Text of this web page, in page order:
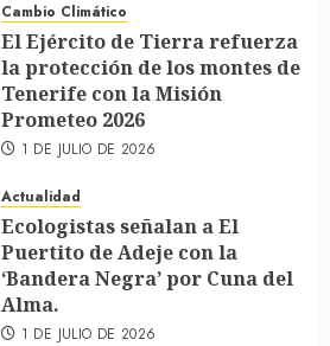
Cambio Climático
El Ejército de Tierra refuerza
la protección de los montes de
Tenerife con la Misión
Prometeo 2026
1 DE JULIO DE 2026
Actualidad
Ecologistas señalan a El
Puertito de Adeje con la
‘Bandera Negra’ por Cuna del
Alma.
1 DE JULIO DE 2026